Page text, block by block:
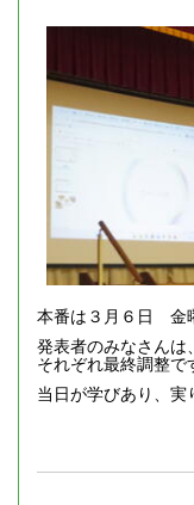
本番は３月６日 金
発表者のみなさんは
それぞれ最終調整で
当日が学びあり、実